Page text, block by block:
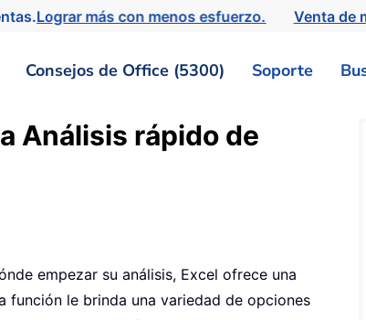
Lograr más con menos esfuerzo. Venta de
Consejos de Office (5300) Soporte
Análisis rápido de
empezar su análisis, Excel ofrece una
función le brinda una variedad de opciones